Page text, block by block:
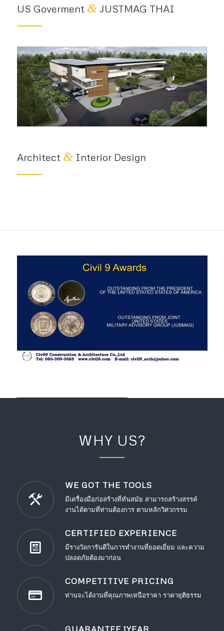
US Goverment &JUSTMAG THAI
Architect &Interior Design
WHY US?
WE GOT THE TOOLS
มีเครื่องมือก่อสร้างที่ทันสมัย สามารถสร้างสรรค์
งานได้ตามที่ท่านต้องการ ตามหลักวิศวกรรม
CERTIFIED EXPERIENCE
มีรางวัลการันตีในการทำงานที่ยอดเยี่ยม และความ
ปลอดภัยต้องมาก่อน
COMPETITIVE PRICING
ท่านจะได้งานที่คุณภาพเหนือราคา ราคายุติธรรม